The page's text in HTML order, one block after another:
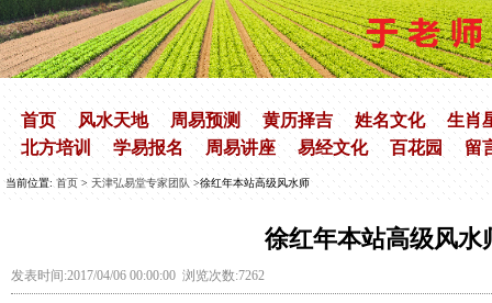
首页 风水天地 周易预测 黄历择吉 姓名文化
生肖
北方培训
学易报名 周易讲座 易经文化 百花园 留
当前位置: 首页> 天津弘易堂专家团队>徐红年本站高级风水师
徐红年本站高级风水
发表时间:2017/04/06 00:00:00 浏览次数:7262